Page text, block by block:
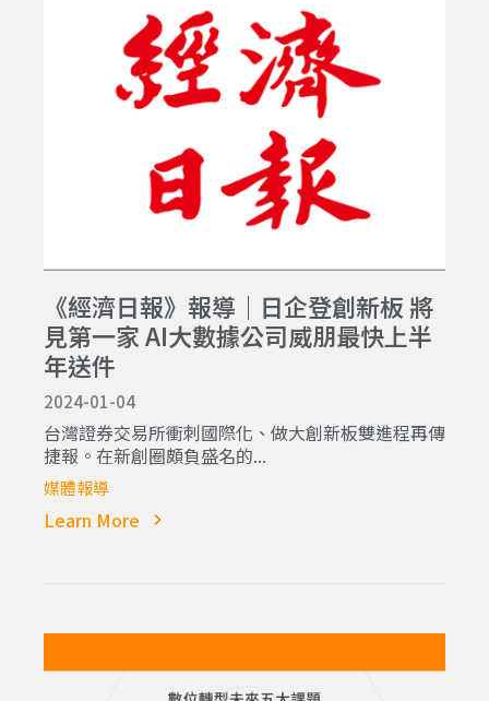
《經濟日報》報導｜日企登創新板 將
見第一家 AI大數據公司威朋最快上半
年送件
2024-01-04
台灣證券交易所衝刺國際化、做大創新板雙進程再傳
捷報。在新創圈頗負盛名的...
媒體報導
Learn More